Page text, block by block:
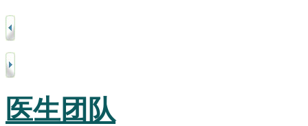
医生团队